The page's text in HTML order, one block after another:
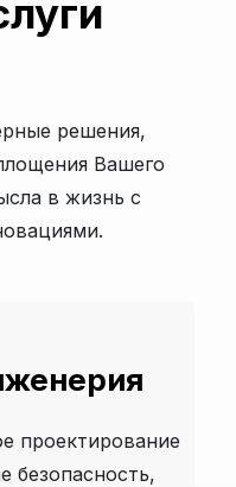
решения,
Вашего
в жизнь с
проектирование
безопасность,